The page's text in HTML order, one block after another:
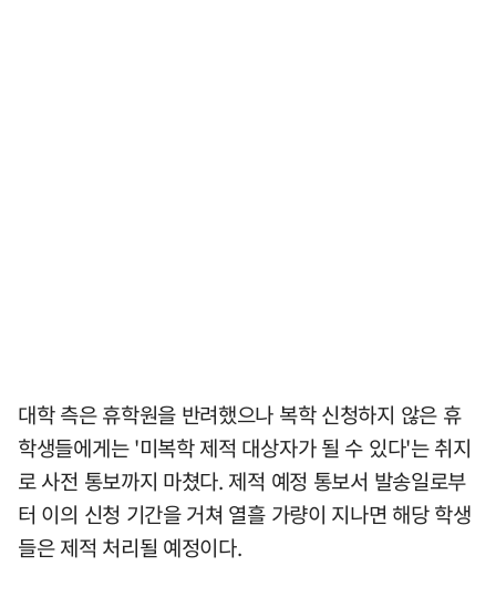
대학 측은 휴학원을 반려했으나 복학 신청하지 않은 휴
학생들에게는 '미복학 제적 대상자가 될 수 있다'는 취지
로 사전 통보까지 마쳤다. 제적 예정 통보서 발송일로부
터 이의 신청 기간을 거쳐 열흘 가량이 지나면 해당 학생
들은 제적 처리될 예정이다.